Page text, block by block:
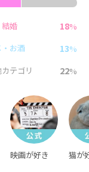
婚 18%
お酒 13%
テゴリ 22%
映画が好き 猫が